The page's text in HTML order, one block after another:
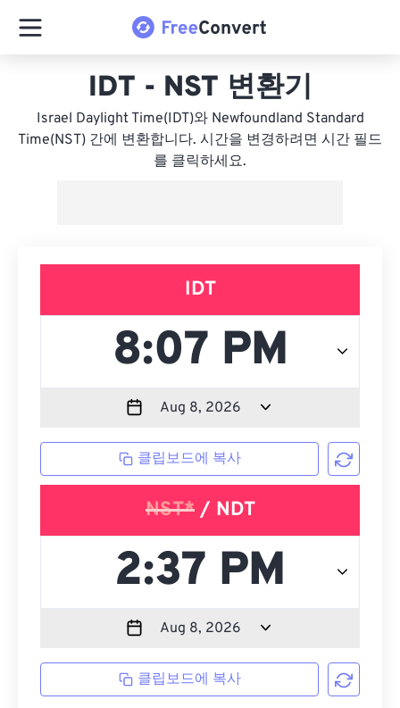
IDT - NST 변환기
Israel Daylight Time(IDT)와 Newfoundland Standard
Time(NST) 간에 변환합니다. 시간을 변경하려면 시간 필드
를 클릭하세요.
IDT
클립보드에 복사
NST*/ NDT
클립보드에 복사